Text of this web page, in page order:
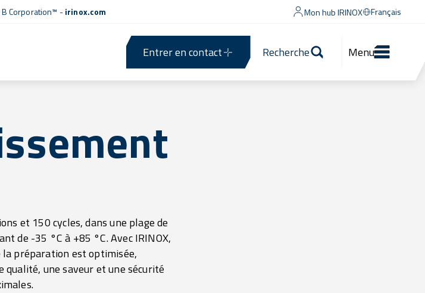
Corporation™ -irinox.com Mon hub IRINOX Français
Entrer en contact Recherche Menu